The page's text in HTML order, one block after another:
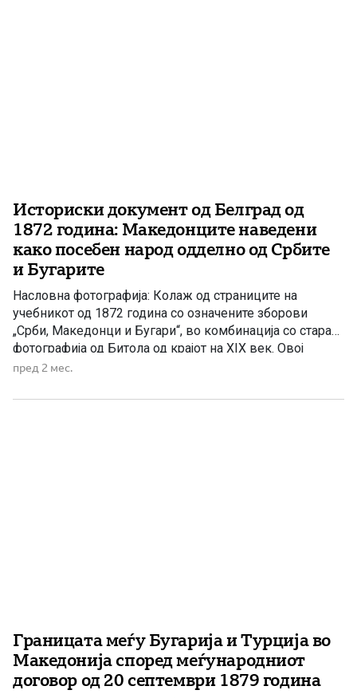
Историски документ од Белград од
1872 година: Македонците наведени
како посебен народ одделно од Србите
и Бугарите
Насловна фотографија: Колаж од страниците на
учебникот од 1872 година со означените зборови
„Срби, Македонци и Бугари“, во комбинација со стара
фотографија од Битола од крајот на XIX век. Овој
документ од XIX век вреди да го прочитаат Румен
бугарската историска комисија – можеби архивските
пред 2 мес.
Границата меѓу Бугарија и Турција во
Македонија според меѓународниот
договор од 20 септември 1879 година